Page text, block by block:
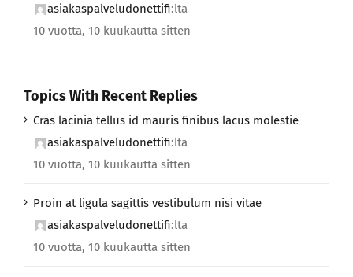
asiakaspalveludonettifi:lta
10 vuotta, 10 kuukautta sitten
Topics With Recent Replies
Cras lacinia tellus id mauris finibus lacus molestie
asiakaspalveludonettifi:lta
10 vuotta, 10 kuukautta sitten
Proin at ligula sagittis vestibulum nisi vitae
asiakaspalveludonettifi:lta
10 vuotta, 10 kuukautta sitten